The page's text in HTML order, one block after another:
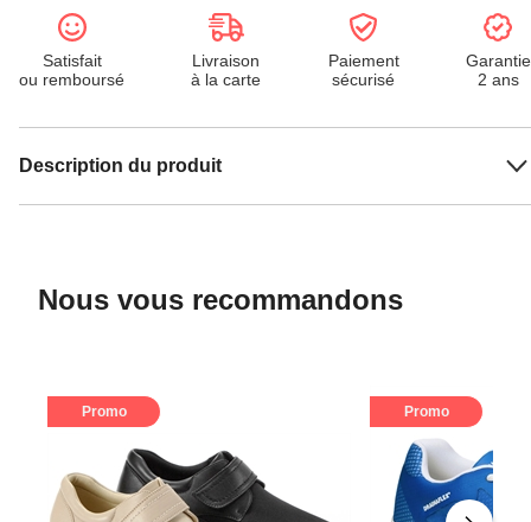
Satisfait
ou remboursé
Livraison
à la carte
Paiement
sécurisé
Garantie
2 ans
Description du produit
Nous vous recommandons
Promo Promo